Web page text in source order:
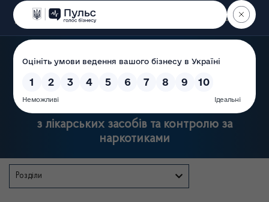
Пошук
Державна служба України
з лікарських засобів та контролю за
наркотиками
Розділи